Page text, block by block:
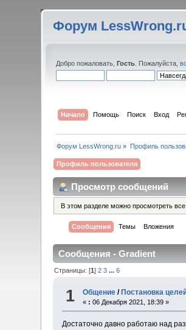
Форум
Добро пожаловать,Гость . Пожалуйста,
Начало Помощь Поиск Вход
Форум LessWrong.ru » Профиль
Профиль пользователя
Просмотр сообщений
В этом разделе можно просмотреть
Сообщения Темы Вложения
Сообщения - Gradient
Страницы: [1]2 3 ...6
1 Общение / Постановка
« : 06 Декабря 2021, 18:39 »
Достаточно давно работаю над